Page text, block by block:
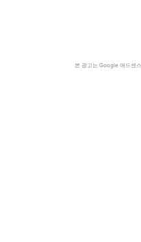
본 광고는 Google 애드센